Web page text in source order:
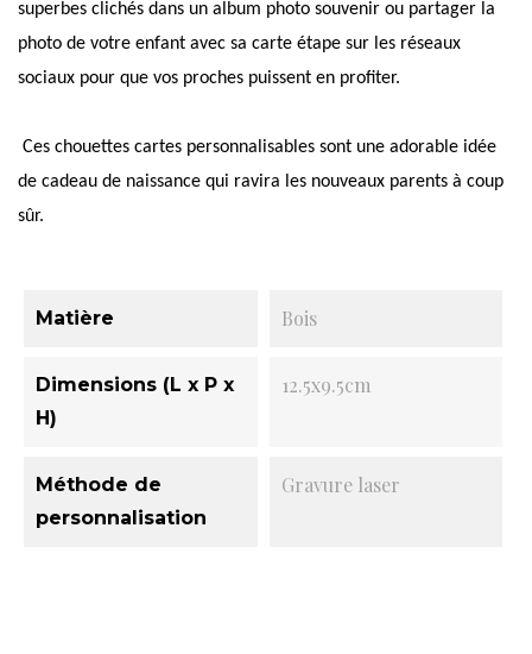
superbes clichés dans un album photo souvenir ou partager la
photo de votre enfant avec sa carte étape sur les réseaux
sociaux pour que vos proches puissent en profiter.
Ces chouettes cartes personnalisables sont une adorable idée
de cadeau de naissance qui ravira les nouveaux parents à coup
sûr.
Matière Bois
Dimensions (L x P x
H)
12.5x9.5cm
Méthode de
personnalisation
Gravure laser